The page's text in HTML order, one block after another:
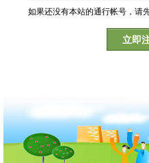
如果还没有本站的通行帐号，请
立即